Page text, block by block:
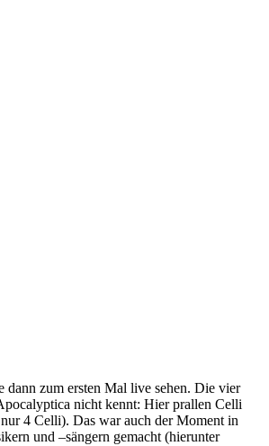
dann zum ersten Mal live sehen. Die vier
nicht kennt: Hier prallen Celli
4 Celli). Das war auch der Moment in
und –sängern gemacht (hierunter